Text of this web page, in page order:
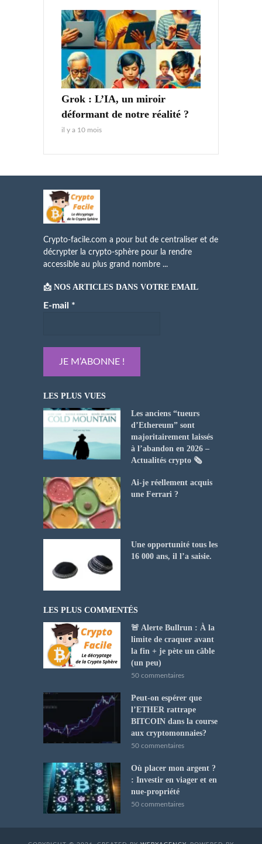
Grok : L’IA, un miroir
déformant de notre réalité ?
il y a 10 mois
Crypto-facile.com a pour but de centraliser et de
décrypter la crypto-sphère pour la rendre
accessible au plus grand nombre ...
📩 NOS ARTICLES DANS VOTRE EMAIL
E-mail *
LES PLUS VUES
Les anciens “tueurs
d’Ethereum” sont
majoritairement laissés
à l’abandon en 2026 –
Actualités crypto 🗞️
Ai-je réellement acquis
une Ferrari ?
Une opportunité tous les
16 000 ans, il l’a saisie.
LES PLUS COMMENTÉS
🚨 Alerte Bullrun : À la
limite de craquer avant
la fin + je pète un câble
(un peu)
50 commentaires
Peut-on espérer que
l’ETHER rattrape
BITCOIN dans la course
aux cryptomonnaies?
50 commentaires
Où placer mon argent ?
: Investir en viager et en
nue-propriété
50 commentaires